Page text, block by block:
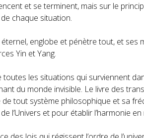
et se terminent, mais sur le
chaque situation.
éternel, englobe et pénètre tout, et
Yin et Yang.
les situations qui surviennent
du monde invisible. Le livre des
tout système philosophique et sa
l’Univers et pour établir l’harmonie